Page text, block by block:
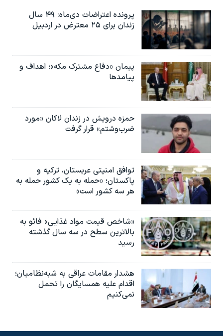
پرونده اعتراضات دی‌ماه: ۴۹ سال
زندان برای ۲۵ معترض در اردبیل
پیمان «دفاع مشترک مکه»؛ اهداف و
پیامدها
حمزه درویش در زندان لاکان «مورد
ضرب‌وشتم» قرار گرفت
توافق امنیتی عربستان، ترکیه و
پاکستان؛ «حمله به یک کشور حمله به
هر سه کشور است»
«شاخص قیمت مواد غذایی» فائو به
بالاترین سطح در سه سال گذشته
رسید
هشدار مقامات عراقی به شبه‌نظامیان؛
اقدام علیه همسایگان را تحمل
نمی‌کنیم